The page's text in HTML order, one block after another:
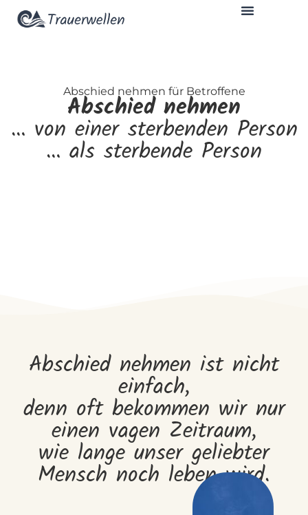
Abschied nehmen für Betroffene
Abschied nehmen
… von einer sterbenden Person
… als sterbende Person
Abschied nehmen ist nicht
einfach,
denn oft bekommen wir nur
einen vagen Zeitraum,
wie lange unser geliebter
Mensch noch leben wird.